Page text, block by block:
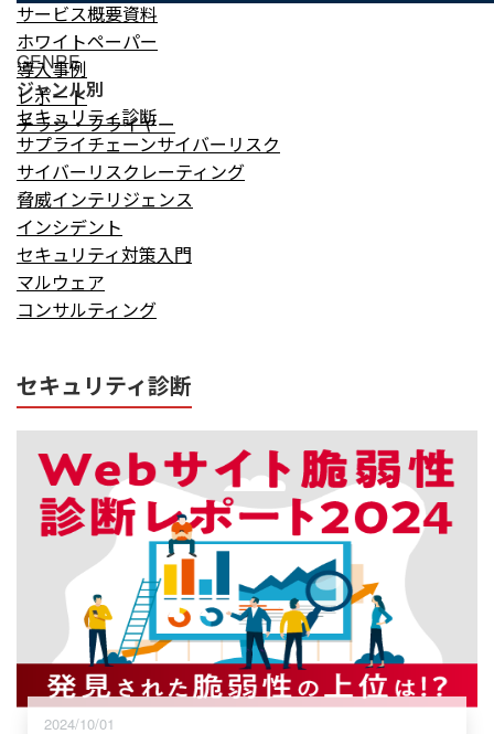
サービス概要資料
ホワイトペーパー
導入事例
レポート
チラシ・フライヤー
GENRE
ジャンル別
セキュリティ診断
サプライチェーンサイバーリスク
サイバーリスクレーティング
脅威インテリジェンス
インシデント
セキュリティ対策入門
マルウェア
コンサルティング
セキュリティ診断
2024/10/01